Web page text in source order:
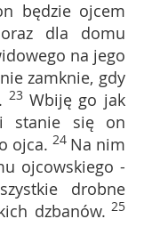
będzie ojcem
dla domu
na jego
zamknie, gdy
23 Wbiję go jak
stanie się on
ojca. 24 Na nim
ojcowskiego -
drobne
dzbanów. 25